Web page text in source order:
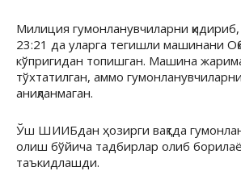
Милиция гумонланувчиларни
23:21 да уларга тегишли машинани
кўпригидан топишган. Машина
тўхтатилган, аммо
аниқланмаган.
Ўш ШИИБдан ҳозирги вақтда
олиш бўйича тадбирлар олиб
таъкидлашди.